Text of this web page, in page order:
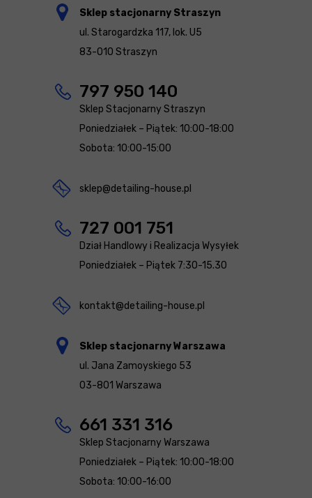
Sklep stacjonarny Straszyn
ul. Starogardzka 117, lok. U5
83-010 Straszyn
797 950 140
Sklep Stacjonarny Straszyn
Poniedziałek – Piątek: 10:00-18:00
Sobota: 10:00-15:00
sklep@detailing-house.pl
727 001 751
Dział Handlowy i Realizacja Wysyłek
Poniedziałek – Piątek 7:30-15.30
kontakt@detailing-house.pl
Sklep stacjonarny Warszawa
ul. Jana Zamoyskiego 53
03-801 Warszawa
661 331 316
Sklep Stacjonarny Warszawa
Poniedziałek – Piątek: 10:00-18:00
Sobota: 10:00-16:00